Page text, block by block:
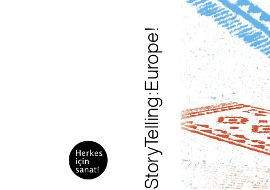
StoryTelling:Europe!